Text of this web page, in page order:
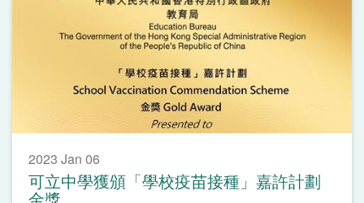
2023 Jan 06
可立中學獲頒「學校疫苗接種」嘉許計劃